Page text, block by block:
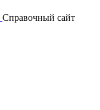
Справочный сайт